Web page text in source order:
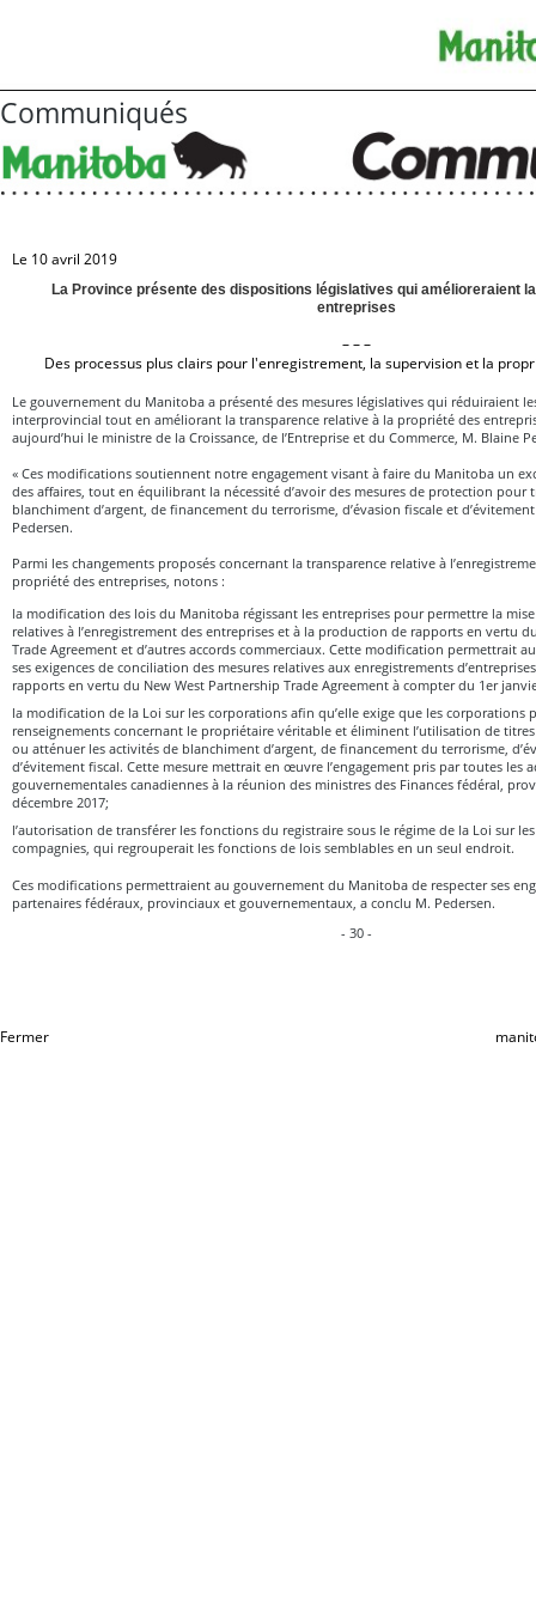
Communiqués
Le 10 avril 2019
La Province présente des dispositions législatives qui amélioreraient
entreprises
– – –
Des processus plus clairs pour l'enregistrement, la supervision et la
Le gouvernement du Manitoba a présenté des mesures législatives qui réduiraient
interprovincial tout en améliorant la transparence relative à la propriété des
aujourd’hui le ministre de la Croissance, de l’Entreprise et du Commerce, M. Blaine
« Ces modifications soutiennent notre engagement visant à faire du Manitoba un
des affaires, tout en équilibrant la nécessité d’avoir des mesures de protection pour
blanchiment d’argent, de financement du terrorisme, d’évasion fiscale et
Pedersen.
Parmi les changements proposés concernant la transparence relative à
propriété des entreprises, notons :
la modification des lois du Manitoba régissant les entreprises pour permettre la
relatives à l’enregistrement des entreprises et à la production de rapports en vertu
Trade Agreement et d’autres accords commerciaux. Cette modification permettrait
ses exigences de conciliation des mesures relatives aux enregistrements
rapports en vertu du New West Partnership Trade Agreement à compter du 1er
la modification de la Loi sur les corporations afin qu’elle exige que les corporations
renseignements concernant le propriétaire véritable et éliminent l’utilisation de
ou atténuer les activités de blanchiment d’argent, de financement du terrorisme,
d’évitement fiscal. Cette mesure mettrait en œuvre l’engagement pris par toutes les
gouvernementales canadiennes à la réunion des ministres des Finances fédéral,
décembre 2017;
l’autorisation de transférer les fonctions du registraire sous le régime de la Loi sur
compagnies, qui regrouperait les fonctions de lois semblables en un seul endroit.
Ces modifications permettraient au gouvernement du Manitoba de respecter ses
partenaires fédéraux, provinciaux et gouvernementaux, a conclu M. Pedersen.
- 30 -
Fermer